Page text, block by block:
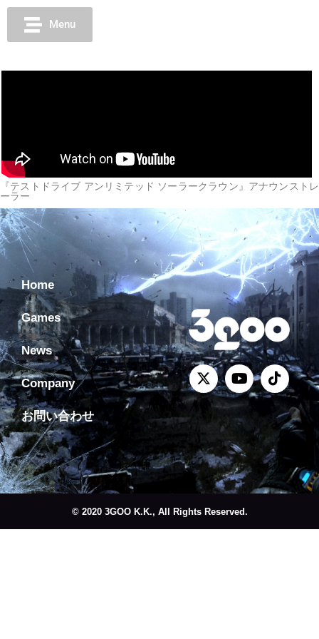
Menu
『テストドライブ アンリミテッド ソーラークラウン』アナウンストレ
ーラー
Home
Games
News
Company
お問い合わせ
© 2020 3GOO K.K., All Rights Reserved.